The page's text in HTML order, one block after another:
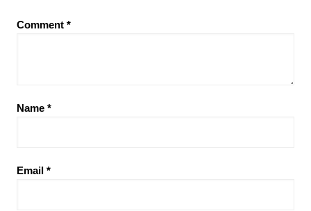
Comment *
Name *
Email *